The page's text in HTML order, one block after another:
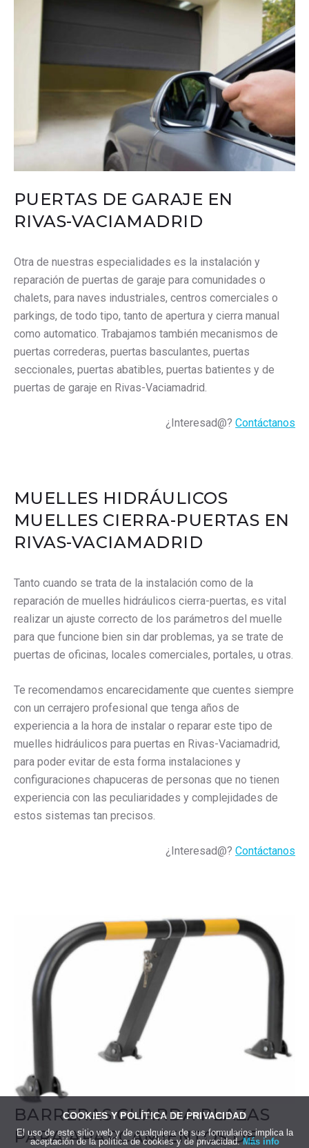
PUERTAS DE GARAJE EN
RIVAS-VACIAMADRID
Otra de nuestras especialidades es la instalación y
reparación de puertas de garaje para comunidades o
chalets, para naves industriales, centros comerciales o
parkings, de todo tipo, tanto de apertura y cierra manual
como automatico. Trabajamos también mecanismos de
puertas correderas, puertas basculantes, puertas
seccionales, puertas abatibles, puertas batientes y de
puertas de garaje en Rivas-Vaciamadrid.
¿Interesad@?Contáctanos
MUELLES HIDRÁULICOS
MUELLES CIERRA-PUERTAS EN
RIVAS-VACIAMADRID
Tanto cuando se trata de la instalación como de la
reparación de muelles hidráulicos cierra-puertas, es vital
realizar un ajuste correcto de los parámetros del muelle
para que funcione bien sin dar problemas, ya se trate de
puertas de oficinas, locales comerciales, portales, u otras.
Te recomendamos encarecidamente que cuentes siempre
con un cerrajero profesional que tenga años de
experiencia a la hora de instalar o reparar este tipo de
muelles hidráulicos para puertas en Rivas-Vaciamadrid,
para poder evitar de esta forma instalaciones y
configuraciones chapuceras de personas que no tienen
experiencia con las peculiaridades y complejidades de
estos sistemas tan precisos.
¿Interesad@?Contáctanos
BARRERAS GUARDA PLAZAS
PARA APARCAMIENTOS DE
COOKIES Y POLÍTICA DE PRIVACIDAD
El uso de este sitio web y de cualquiera de sus formularios implica la
aceptación de la política de cookies y de privacidad.Más info